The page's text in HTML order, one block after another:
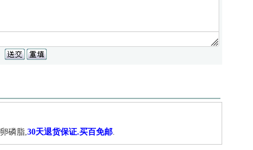
磷脂,30天退货保证.买百免邮.